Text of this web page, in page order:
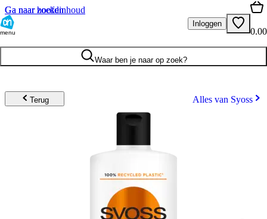
Ga naar hoofdinhoud
Ga naar zoeken
menu
Inloggen
0.00
Waar ben je naar op zoek?
Terug Alles van Syoss